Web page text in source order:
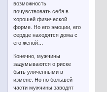
возможность
почувствовать себя в
хорошей физической
форме. Но его эмоции, его
сердце находятся дома с
его женой…
Конечно, мужчины
задумываются о риске
быть уличенными в
измене. Но по большей
части мужчины заводят